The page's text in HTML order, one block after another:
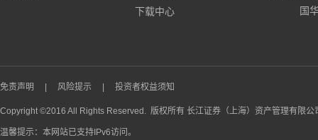
下载中心
国
免责声明 风险提示 投资者权益须知
Copyright ©2016 All Rights Reserved. 版权所有 长江证券（上海）资产管理有限
温馨提示：本网站已支持IPv6访问。